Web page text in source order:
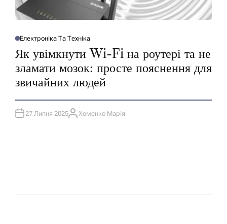
О
У
Л
І
К
У
А
Т
И
У
Електроніка Та Техніка
Як увімкнути Wi-Fi на роутері та не
зламати мозок: просте пояснення для
звичайних людей
27 Липня 2025А
Хоменко Марія